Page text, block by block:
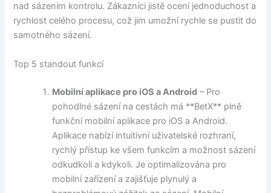
nad sázením kontrolu. Zákazníci jistě ocení jednoduchost a
rychlost celého procesu, což jim umožní rychle se pustit do
samotného sázení.
Top 5 standout funkcí
Mobilní aplikace pro iOS a Android – Pro
pohodlné sázení na cestách má **BetX** plně
funkční mobilní aplikace pro iOS a Android.
Aplikace nabízí intuitivní uživatelské rozhraní,
rychlý přístup ke všem funkcím a možnost sázení
odkudkoli a kdykoli. Je optimalizována pro
mobilní zařízení a zajišťuje plynulý a